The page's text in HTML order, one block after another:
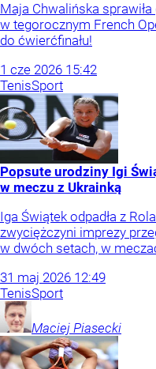
Maja Chwalińska
w tegorocznym French
do ćwierćfinału!
1 cze 2026 15:42
TenisSport
Popsute urodziny Igi
w meczu z Ukrainką
Iga Świątek odpadła z
zwyciężczyni imprezy
w dwóch setach, w
31 maj 2026 12:49
TenisSport
Maciej Piasecki